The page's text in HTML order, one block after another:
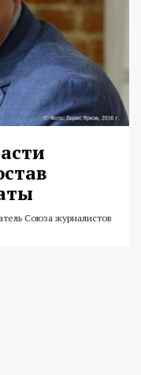
Союза журналистов